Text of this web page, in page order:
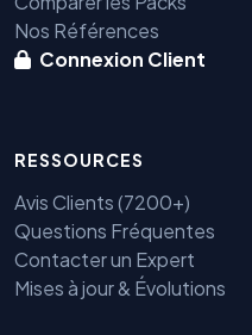
Nos Références
Connexion Client
RESSOURCES
Avis Clients (7200+)
Questions Fréquentes
Contacter un Expert
Mises à jour & Évolutions
GEO